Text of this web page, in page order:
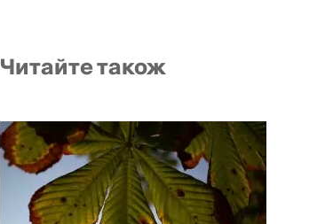
Читайте також